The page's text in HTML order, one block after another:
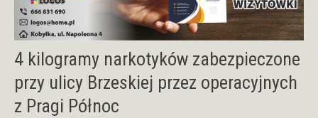
4 kilogramy narkotyków zabezpieczone
przy ulicy Brzeskiej przez operacyjnych
z Pragi Północ